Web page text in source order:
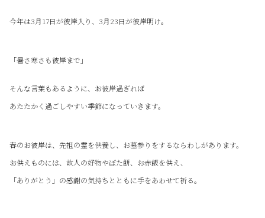
今年は3月17日が彼岸入り、3月23日が彼岸明け。
「暑さ寒さも彼岸まで」
そんな言葉もあるように、お彼岸過ぎれば
あたたかく過ごしやすい季節になっていきます。
春のお彼岸は、先祖の霊を供養し、お墓参りをするならわしがあります。
お供えものには、故人の好物やぼた餅、お赤飯を供え、
「ありがとう」の感謝の気持ちとともに手をあわせて祈る。